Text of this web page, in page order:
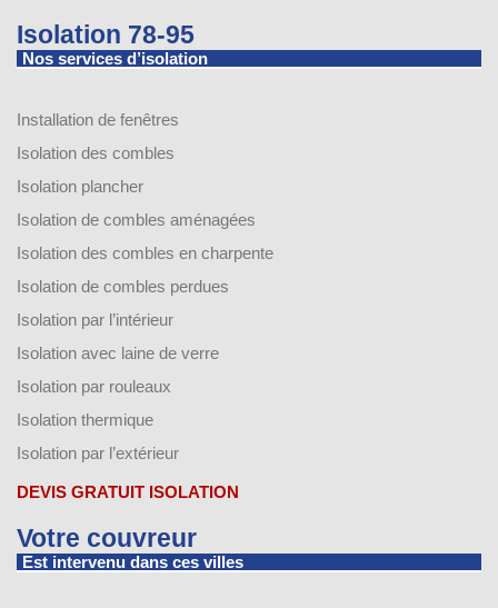
Isolation 78-95
Nos services d’isolation
Installation de fenêtres
Isolation des combles
Isolation plancher
Isolation de combles aménagées
Isolation des combles en charpente
Isolation de combles perdues
Isolation par l’intérieur
Isolation avec laine de verre
Isolation par rouleaux
Isolation thermique
Isolation par l’extérieur
DEVIS GRATUIT ISOLATION
Votre couvreur
Est intervenu dans ces villes